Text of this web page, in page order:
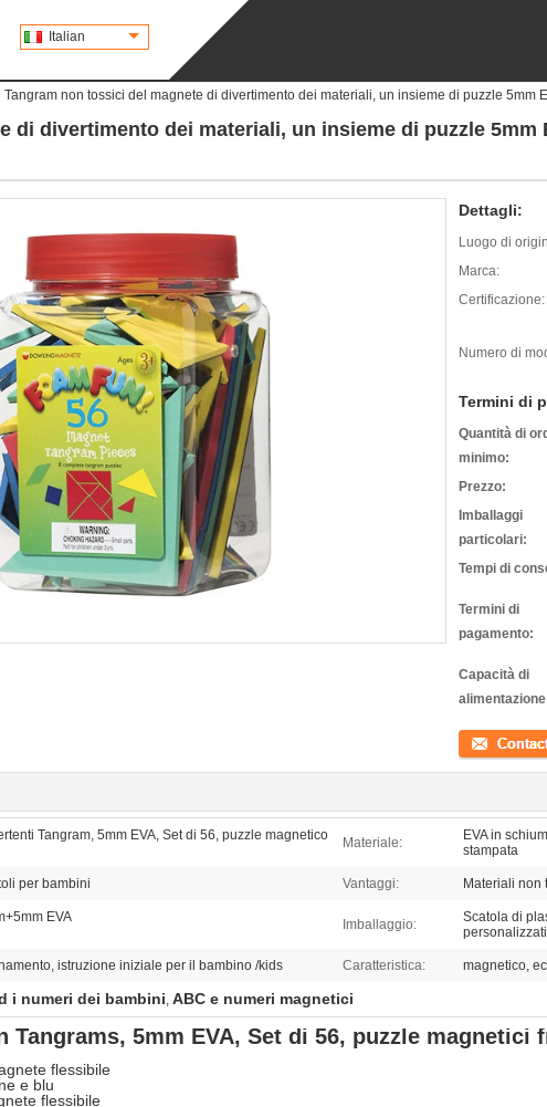
Italian
Tangram non tossici del magnete di divertimento dei materiali, un insieme di puzzle 5mm
di divertimento dei materiali, un insieme di puzzle 5mm
Dettagli:
Luogo di
Marca:
Certificazione:
Numero di
Termini di
Quantità di
minimo:
Prezzo:
Imballaggi
particolari:
Tempi di
Termini di
pagamento:
Capacità di
Contatto
Tangram, 5mm EVA, Set di 56, puzzle magnetico
Materiale:
EVA in
stampata
per bambini Vantaggi: Materiali non
EVA Imballaggio:
Scatola di
personalizzati
istruzione iniziale per il bambino /kids Caratteristica: magnetico,
i numeri dei bambini, ABC e numeri magnetici
Tangrams, 5mm EVA, Set di 56, puzzle magnetici
flessibile
e blu
flessibile